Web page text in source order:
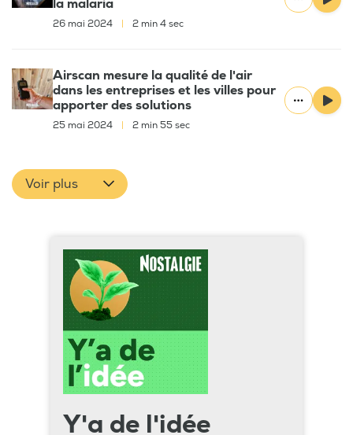
la malaria
26 mai 2024 2 min 4 sec
Airscan mesure la qualité de l'air
dans les entreprises et les villes pour
apporter des solutions
25 mai 2024 2 min 55 sec
Voir plus
Y'a de l'idée